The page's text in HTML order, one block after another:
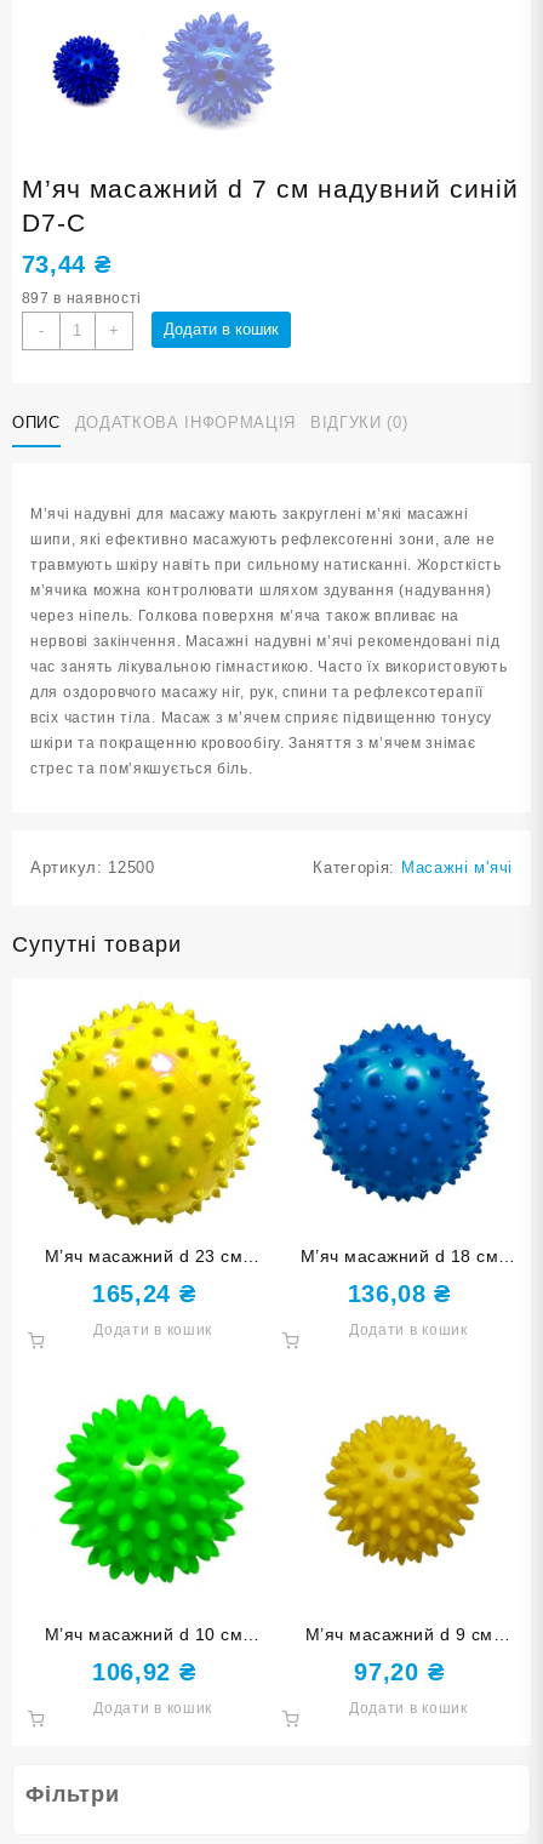
Фільтри
М’яч масажний d 7 см надувний синій
D7-С
73,44 ₴
897 в наявності
-
М'яч
масажний
см
надувний
+ Додати в кошик
ОПИС ДОДАТКОВА ІНФОРМАЦІЯ ВІДГУКИ (0)
М’ячі надувні для масажу мають закруглені м’які масажні
шипи, які ефективно масажують рефлексогенні зони, але не
травмують шкіру навіть при сильному натисканні. Жорсткість
м’ячика можна контролювати шляхом здування (надування)
через ніпель. Голкова поверхня м’яча також впливає на
нервові закінчення. Масажні надувні м’ячі рекомендовані під
час занять лікувальною гімнастикою. Часто їх використовують
для оздоровчого масажу ніг, рук, спини та рефлексотерапії
всіх частин тіла. Масаж з м’ячем сприяє підвищенню тонусу
шкіри та покращенню кровообігу. Заняття з м’ячем знімає
стрес та пом’якшується біль.
Артикул: 12500 Категорія: Масажні м'ячі
Супутні товари
М’яч масажний d 23 см
жовтий надувний D23
(180Гр)-Ж
165,24 ₴
Додати в кошик
М’яч масажний d 18 см
синій надувний D18
(150Гр)-С
136,08₴
Додати в кошик
М’яч масажний d 10 см
зелений надувний D10
(70Гр)-З
106,92 ₴
Додати в кошик
М’яч масажний d 9 см
жовтий надувний D9 (60Гр)-
Ж
97,20 ₴
Додати в кошик